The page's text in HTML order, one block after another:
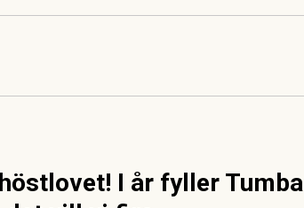
I år fyller Tumba